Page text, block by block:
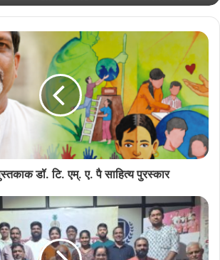
July 13, 2026
‘काळीज उसवलां’च्या मलयाळम अणकाराचेर एर्नाकुलमांत
परिसंवाद
July 8, 2026
हांणे येवकाराची उतरां उलयली जाल्यार
हांणे उपकार मागलो. कार्यावळींत साबार भुरगीं हजर
डॉ. टि. एम्. ए. पै साहित्य पुरस्कार